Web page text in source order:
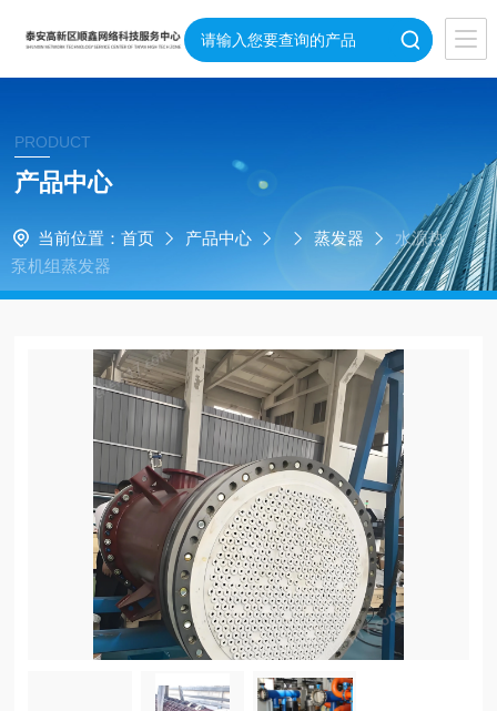
PRODUCT
产品中心
当前位置： 首页 产品中心 蒸发器
水源热
泵机组蒸发器